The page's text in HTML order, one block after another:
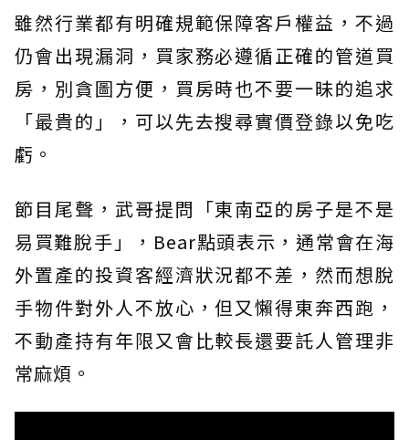
雖然行業都有明確規範保障客戶權益，不過
仍會出現漏洞，買家務必遵循正確的管道買
房，別貪圖方便，買房時也不要一昧的追求
「最貴的」，可以先去搜尋實價登錄以免吃
虧。
節目尾聲，武哥提問「東南亞的房子是不是
易買難脫手」，Bear點頭表示，通常會在海
外置產的投資客經濟狀況都不差，然而想脫
手物件對外人不放心，但又懶得東奔西跑，
不動產持有年限又會比較長還要託人管理非
常麻煩。